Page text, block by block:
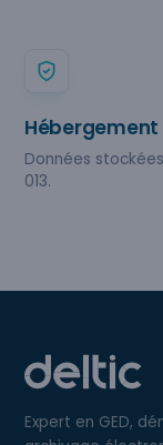
Données
013.
Expert en GED,